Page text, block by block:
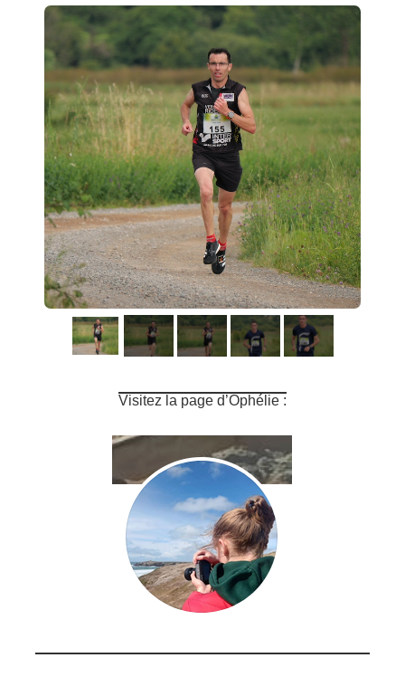
Visitez la page d’Ophélie :